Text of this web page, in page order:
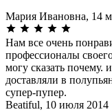
Мария Ивановна, 14
Нам все очень
профессионалы
могу сказать почему.
доставляли в
супер-пупер.
Beatiful, 10 июля 2014